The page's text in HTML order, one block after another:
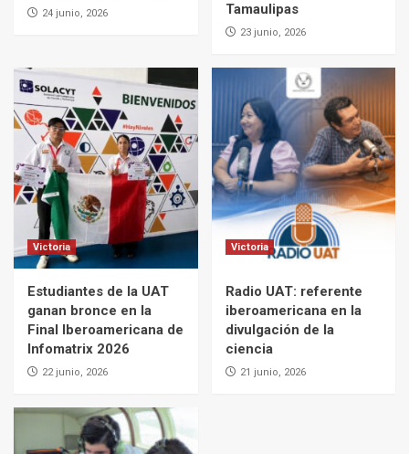
24 junio, 2026
Tamaulipas
23 junio, 2026
Victoria
Estudiantes de la UAT
ganan bronce en la
Final Iberoamericana de
Infomatrix 2026
22 junio, 2026
Victoria
Radio UAT: referente
iberoamericana en la
divulgación de la
ciencia
21 junio, 2026